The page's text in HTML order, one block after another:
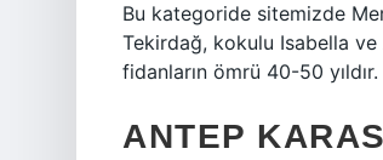
Bu kategoride sitemizde
Tekirdağ, kokulu Isabella ve
fidanların ömrü 40-50 yıldır.
ANTEP